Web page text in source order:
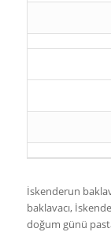
İskenderun
baklavacı,
doğum günü